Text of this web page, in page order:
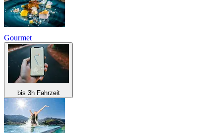
Gourmet
bis 3h Fahrzeit